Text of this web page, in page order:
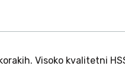
Visoko kvalitetni